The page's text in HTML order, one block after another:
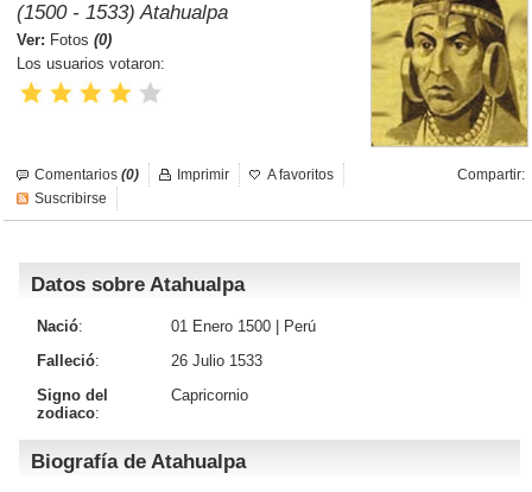
Música
Un día como hoy
Galerías
Iniciar sesión
(1500 - 1533) Atahualpa
Ver: Fotos (0)
Los usuarios votaron:
Comentarios (0) Compartir:
Imprimir
A favoritos
Suscribirse
Datos sobre Atahualpa
Nació: 01 Enero 1500 |
Perú
Falleció:
26 Julio 1533
Signo del
zodiaco:
Capricornio
Biografía de Atahualpa